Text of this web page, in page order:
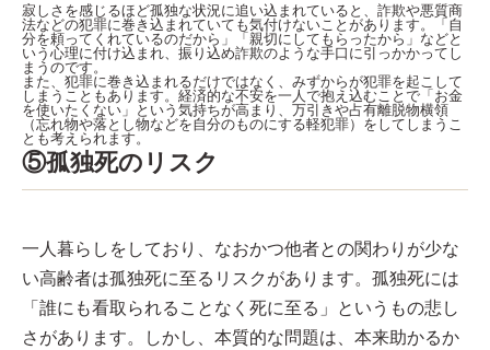
寂しさを感じるほど孤独な状況に追い込まれていると、詐欺や悪質商
法などの犯罪に巻き込まれていても気付けないことがあります。「自
分を頼ってくれているのだから」「親切にしてもらったから」などと
いう心理に付け込まれ、振り込め詐欺のような手口に引っかかってし
まうのです。
また、犯罪に巻き込まれるだけではなく、みずからが犯罪を起こして
しまうこともあります。経済的な不安を一人で抱え込むことで「お金
を使いたくない」という気持ちが高まり、万引きや占有離脱物横領
（忘れ物や落とし物などを自分のものにする軽犯罪）をしてしまうこ
とも考えられます。
⑤孤独死のリスク
一人暮らしをしており、なおかつ他者との関わりが少な
い高齢者は孤独死に至るリスクがあります。孤独死には
「誰にも看取られることなく死に至る」というもの悲し
さがあります。しかし、本質的な問題は、本来助かるか